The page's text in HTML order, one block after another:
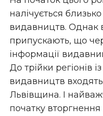
налічується
видавництв. Однак в
припускають, що
інформації
До трійки регіонів
видавництв
Львівщина. І
початку